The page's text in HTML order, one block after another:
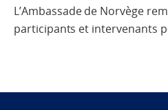
L’Ambassade de Norvège
participants et intervenants